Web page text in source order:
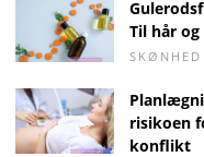
Til hår og
SKØNHED
risikoen
konflikt